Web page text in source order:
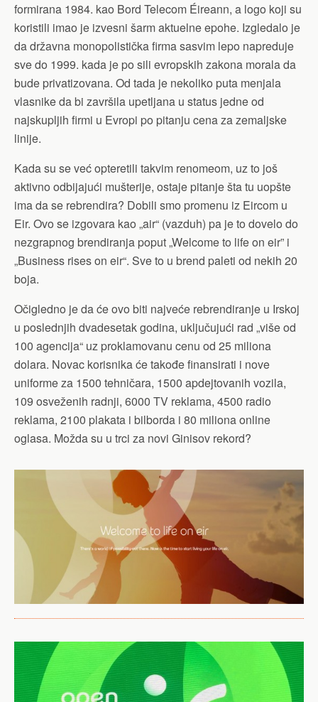
formirana 1984. kao Bord Telecom Éireann, a logo koji su
koristili imao je izvesni šarm aktuelne epohe. Izgledalo je
da državna monopolistička firma sasvim lepo napreduje
sve do 1999. kada je po sili evropskih zakona morala da
bude privatizovana. Od tada je nekoliko puta menjala
vlasnike da bi završila upetljana u status jedne od
najskupljih firmi u Evropi po pitanju cena za zemaljske
linije.
Kada su se već opteretili takvim renomeom, uz to još
aktivno odbijajući mušterije, ostaje pitanje šta tu uopšte
ima da se rebrendira? Dobili smo promenu iz Eircom u
Eir. Ovo se izgovara kao „air“ (vazduh) pa je to dovelo do
nezgrapnog brendiranja poput „Welcome to life on eir” i
„Business rises on eir“. Sve to u brend paleti od nekih 20
boja.
Očigledno je da će ovo biti najveće rebrendiranje u Irskoj
u poslednjih dvadesetak godina, uključujući rad „više od
100 agencija“ uz proklamovanu cenu od 25 miliona
dolara. Novac korisnika će takođe finansirati i nove
uniforme za 1500 tehničara, 1500 apdejtovanih vozila,
109 osveženih radnji, 6000 TV reklama, 4500 radio
reklama, 2100 plakata i bilborda i 80 miliona online
oglasa. Možda su u trci za novi Ginisov rekord?